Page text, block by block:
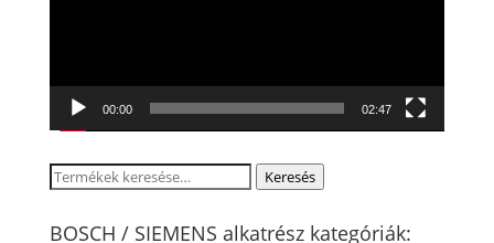
00:00 02:47
Keresés
következőre:
Keresés
BOSCH / SIEMENS alkatrész kategóriák: